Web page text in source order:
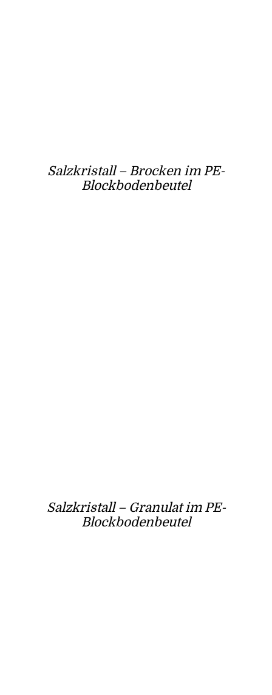
Salzkristall – Brocken im PE-
Blockbodenbeutel
Salzkristall – Granulat im PE-
Blockbodenbeutel